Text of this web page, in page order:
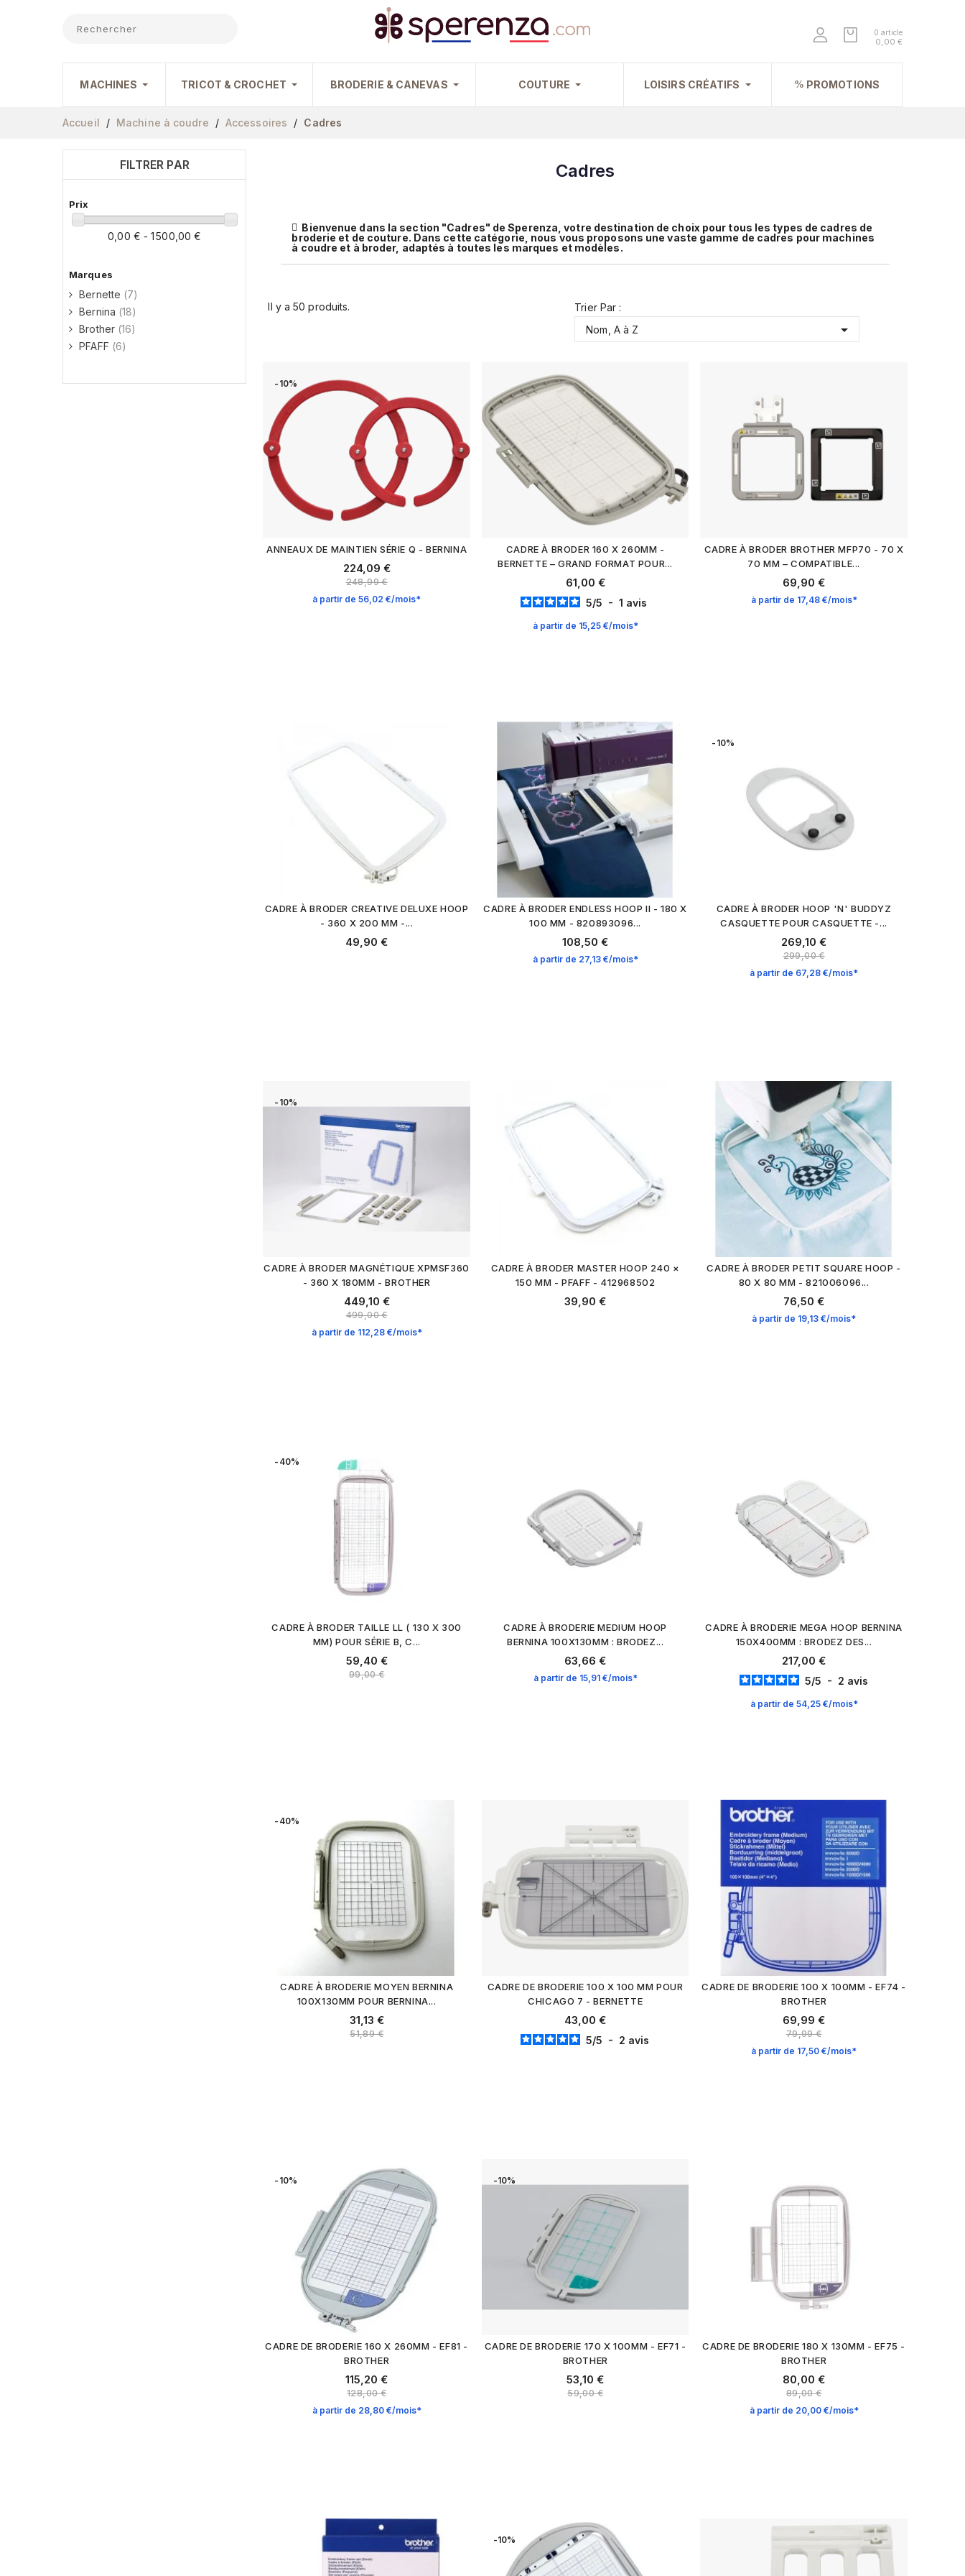
0 article
0,00 €
MACHINES TRICOT & CROCHET BRODERIE & CANEVAS COUTURE LOISIRS CRÉATIFS PROMOTIONS
Accueil Machine à coudre Accessoires Cadres
FILTRER PAR
Prix
0,00 € - 1 500,00 €
Marques
Bernette (7)
Bernina (18)
Brother (16)
PFAFF (6)
Cadres
Bienvenue dans la section "Cadres" de Sperenza, votre destination de choix pour tous les types de cadres de
broderie et de couture. Dans cette catégorie, nous vous proposons une vaste gamme de cadres pour machines
à coudre et à broder, adaptés à toutes les marques et modèles.
Il y a 50 produits.
Trier Par :
Nom, A à Z

-10%
ANNEAUX DE MAINTIEN SÉRIE Q - BERNINA
224,09 €
248,99 €
à partir de 56,02 €/mois*
CADRE À BRODER 160 X 260MM -
BERNETTE – GRAND FORMAT POUR...
61,00 €
5/5 - 1 avis
à partir de 15,25 €/mois*
CADRE À BRODER BROTHER MFP70 - 70 X
70 MM – COMPATIBLE...
69,90 €
à partir de 17,48 €/mois*
CADRE À BRODER CREATIVE DELUXE HOOP
- 360 X 200 MM -...
49,90 €
CADRE À BRODER ENDLESS HOOP II - 180 X
100 MM - 820893096...
108,50 €
à partir de 27,13 €/mois*
-10%
CADRE À BRODER HOOP 'N' BUDDYZ
CASQUETTE POUR CASQUETTE -...
269,10 €
299,00 €
à partir de 67,28 €/mois*
-10%
CADRE À BRODER MAGNÉTIQUE XPMSF360
- 360 X 180MM - BROTHER
449,10 €
499,00 €
à partir de 112,28 €/mois*
CADRE À BRODER MASTER HOOP 240 ×
150 MM - PFAFF - 412968502
39,90 €
CADRE À BRODER PETIT SQUARE HOOP -
80 X 80 MM - 821006096...
76,50 €
à partir de 19,13 €/mois*
-40%
CADRE À BRODER TAILLE LL ( 130 X 300
MM) POUR SÉRIE B, C...
59,40 €
99,00 €
CADRE À BRODERIE MEDIUM HOOP
BERNINA 100X130MM : BRODEZ...
63,66 €
à partir de 15,91 €/mois*
CADRE À BRODERIE MEGA HOOP BERNINA
150X400MM : BRODEZ DES...
217,00 €
5/5 - 2 avis
à partir de 54,25 €/mois*
-40%
CADRE À BRODERIE MOYEN BERNINA
100X130MM POUR BERNINA...
31,13 €
51,89 €
CADRE DE BRODERIE 100 X 100 MM POUR
CHICAGO 7 - BERNETTE
43,00 €
5/5 - 2 avis
CADRE DE BRODERIE 100 X 100MM - EF74 -
BROTHER
69,99 €
79,99 €
à partir de 17,50 €/mois*
-10%
CADRE DE BRODERIE 160 X 260MM - EF81 -
BROTHER
115,20 €
128,00 €
à partir de 28,80 €/mois*
-10%
CADRE DE BRODERIE 170 X 100MM - EF71 -
BROTHER
53,10 €
59,00 €
CADRE DE BRODERIE 180 X 130MM - EF75 -
BROTHER
80,00 €
89,00 €
à partir de 20,00 €/mois*
-10%